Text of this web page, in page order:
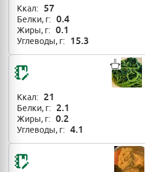
Ккал: 57
Белки, г: 0.4
Жиры, г: 0.1
Углеводы, г: 15.3
Ккал: 21
Белки, г: 2.1
Жиры, г: 0.2
Углеводы, г: 4.1